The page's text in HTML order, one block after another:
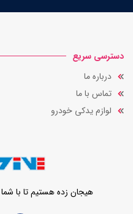
دسترسی سریع
درباره ما
تماس با ما
لوازم یدکی خودرو
هیجان زده هستیم تا با شما